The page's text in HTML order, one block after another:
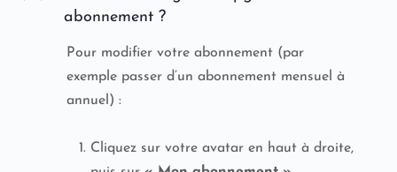
abonnement ?
Pour modifier votre abonnement (par
exemple passer d’un abonnement mensuel à
annuel) :
Cliquez sur votre avatar en haut à droite,